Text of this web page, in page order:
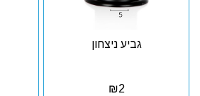
גביע ניצחון
₪2